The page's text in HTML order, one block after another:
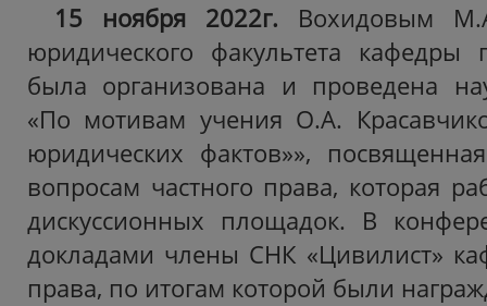
15 ноября 2022г. Вохидовым
юридического факультета кафедры
была организована и проведена
«По мотивам учения О.А.
юридических фактов»»,
вопросам частного права, которая
дискуссионных площадок. В
докладами члены СНК «Цивилист»
права, по итогам которой были